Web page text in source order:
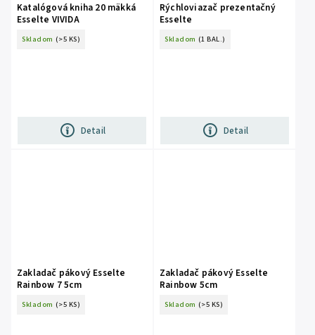
Katalógová kniha 20 mäkká
Esselte VIVIDA
Skladom (>5 KS)
Detail
Rýchloviazač prezentačný
Esselte
Skladom (1 BAL.)
Detail
Zakladač pákový Esselte
Rainbow 7 5cm
Skladom (>5 KS)
Zakladač pákový Esselte
Rainbow 5cm
Skladom (>5 KS)